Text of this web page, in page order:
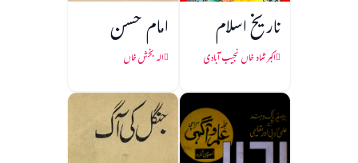
تاریخ اسلام
اکبر شاہ خاں نجیب آبادی
امام حسن
الہ بخش خاں